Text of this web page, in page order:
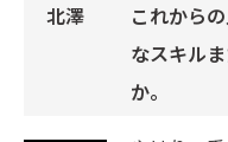
これから
なスキル
か。